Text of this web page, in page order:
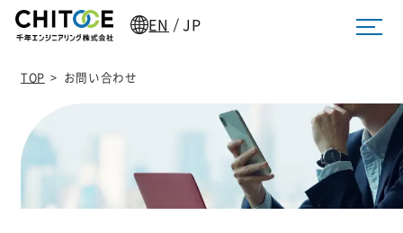
EN /JP
TOP > お問い合わせ